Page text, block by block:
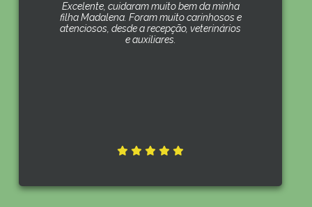
Excelente, cuidaram muito bem da minha
filha Madalena. Foram muito carinhosos e
atenciosos, desde a recepção, veterinários
e auxiliares.